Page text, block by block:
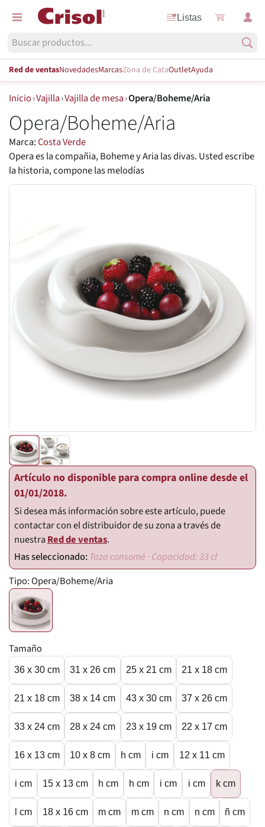
Listas
Red de ventasNovedadesMarcasZona de CataOutletAyuda
Inicio›Vajilla›Vajilla de mesa›Opera/Boheme/Aria
Opera/Boheme/Aria
Marca:Costa Verde
Opera es la compañia, Boheme y Aria las divas. Usted escribe
la historia, compone las melodías
Artículo no disponible para compra online desde el
01/01/2018.
Si desea más información sobre este artículo, puede
contactar con el distribuidor de su zona a través de
nuestraRed de ventas.
Taza consomé · Capacidad: 33 cl
Tipo:Opera/Boheme/Aria
Tamaño
36 x 30 cm 31 x 26 cm 25 x 21 cm 21 x 18 cm
21 x 18 cm 38 x 14 cm 43 x 30 cm 37 x 26 cm
33 x 24 cm 28 x 24 cm 23 x 19 cm 22 x 17 cm
16 x 13 cm 10 x 8 cm h cm i cm 12 x 11 cm
i cm 15 x 13 cm h cm h cm i cm i cm k cm
l cm 18 x 16 cm m cm m cm n cm n cm ñ cm